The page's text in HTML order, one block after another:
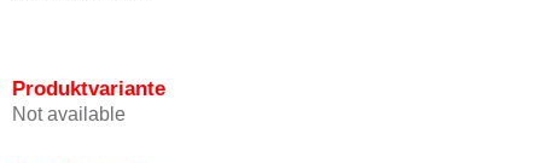
Produktvariante
Not available